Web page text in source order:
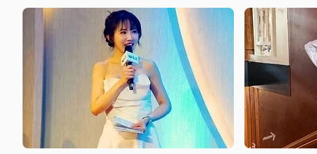
氣炸